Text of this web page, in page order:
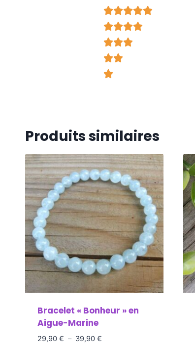





Produits similaires
Bracelet « Bonheur » en
Aigue-Marine
29,90 € – 39,90 €